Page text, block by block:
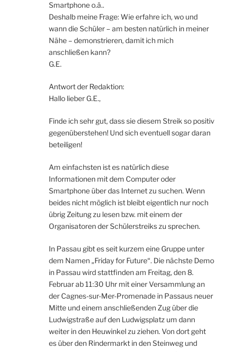
Smartphone o.ä..
Deshalb meine Frage: Wie erfahre ich, wo und
wann die Schüler – am besten natürlich in meiner
Nähe – demonstrieren, damit ich mich
anschließen kann?
G.E.
Antwort der Redaktion:
Hallo lieber G.E.,
Finde ich sehr gut, dass sie diesem Streik so positiv
gegenüberstehen! Und sich eventuell sogar daran
beteiligen!
Am einfachsten ist es natürlich diese
Informationen mit dem Computer oder
Smartphone über das Internet zu suchen. Wenn
beides nicht möglich ist bleibt eigentlich nur noch
übrig Zeitung zu lesen bzw. mit einem der
Organisatoren der Schülerstreiks zu sprechen.
In Passau gibt es seit kurzem eine Gruppe unter
dem Namen „Friday for Future“. Die nächste Demo
in Passau wird stattfinden am Freitag, den 8.
Februar ab 11:30 Uhr mit einer Versammlung an
der Cagnes-sur-Mer-Promenade in Passaus neuer
Mitte und einem anschließenden Zug über die
Ludwigstraße auf den Ludwigsplatz um dann
weiter in den Heuwinkel zu ziehen. Von dort geht
es über den Rindermarkt in den Steinweg und